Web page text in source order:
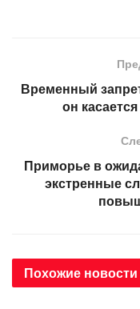
Временный
он
Приморье в
экстренные
Похожие новости
АВТОРСКОЕ